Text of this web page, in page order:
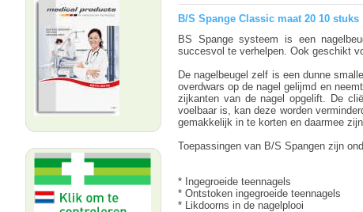
B/S Spange Classic maat 20 10 stuks
BS Spange systeem is een
succesvol te verhelpen. Ook geschikt
De nagelbeugel zelf is een dunne
overdwars op de nagel gelijmd en
zijkanten van de nagel opgelift. De
voelbaar is, kan deze worden
gemakkelijk in te korten en daarmee
Toepassingen van B/S Spangen zijn
* Ingegroeide teennagels
* Ontstoken ingegroeide teennagels
* Likdoorns in de nagelplooi